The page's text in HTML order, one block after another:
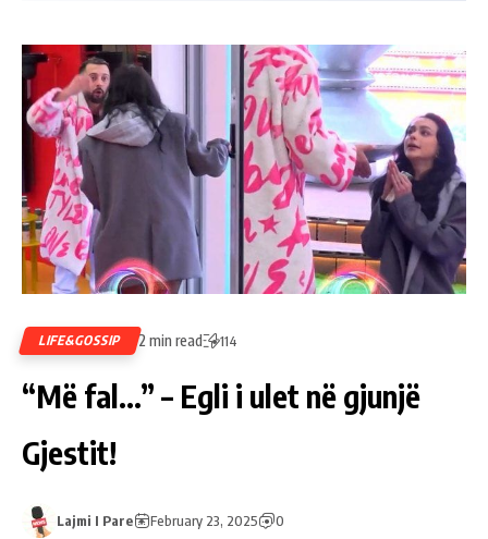
LIFE&GOSSIP 2 min read 114
“Më fal…” – Egli i ulet në gjunjë
Gjestit!
Lajmi I Pare February 23, 2025 0